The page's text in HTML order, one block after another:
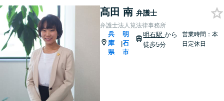
髙田 南 弁護士
弁護士法人筧法律事務所
兵
庫
県
|
明
石
市
明石駅から
徒歩5分
営業時間：本
日定休日